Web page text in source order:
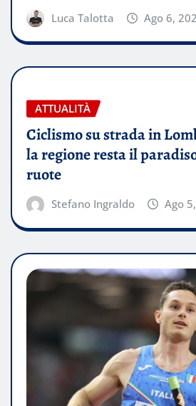
Luca Talotta Ago 6,
ATTUALITÀ
Ciclismo su strada in
la regione resta il
ruote
Stefano Ingraldo Ago